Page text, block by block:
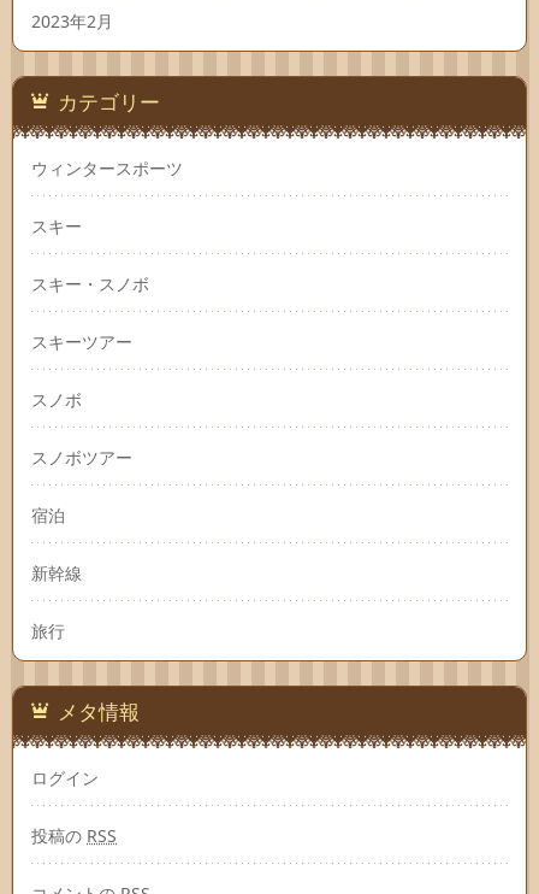
2023年2月
カテゴリー
ウィンタースポーツ
スキー
スキー・スノボ
スキーツアー
スノボ
スノボツアー
宿泊
新幹線
旅行
メタ情報
ログイン
投稿の RSS